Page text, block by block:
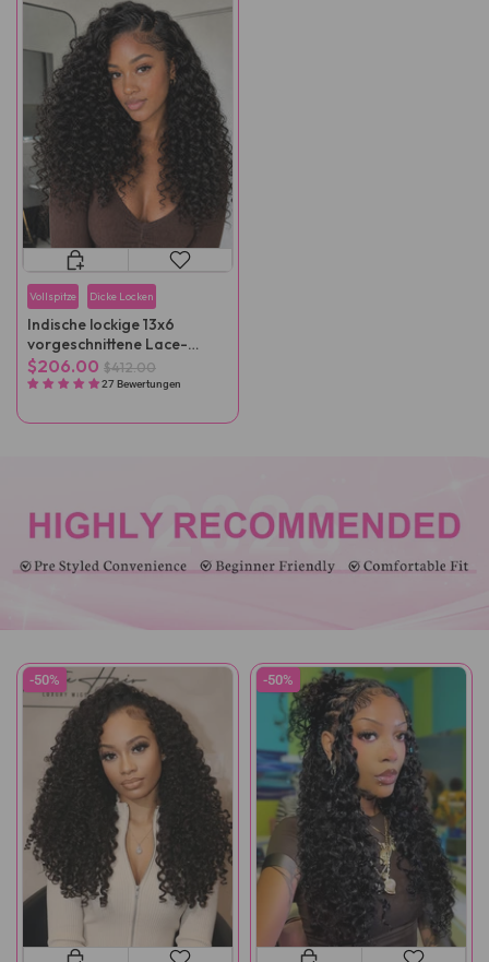
Vollspitze Dicke Locken
Indische lockige 13x6
vorgeschnittene Lace-
Wear-Perücke, kleberlos
tragbar
$206.00 $412.00
27 Bewertungen
-50% -50%